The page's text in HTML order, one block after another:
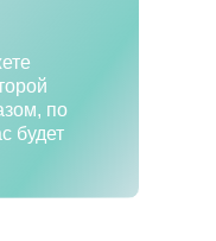
по
будет